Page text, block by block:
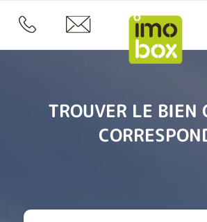
TROUVER LE BIEN